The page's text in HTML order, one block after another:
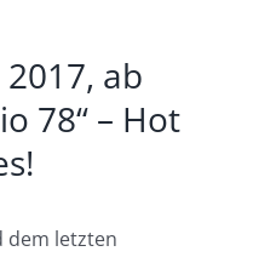
ab
78“ – Hot
dem letzten